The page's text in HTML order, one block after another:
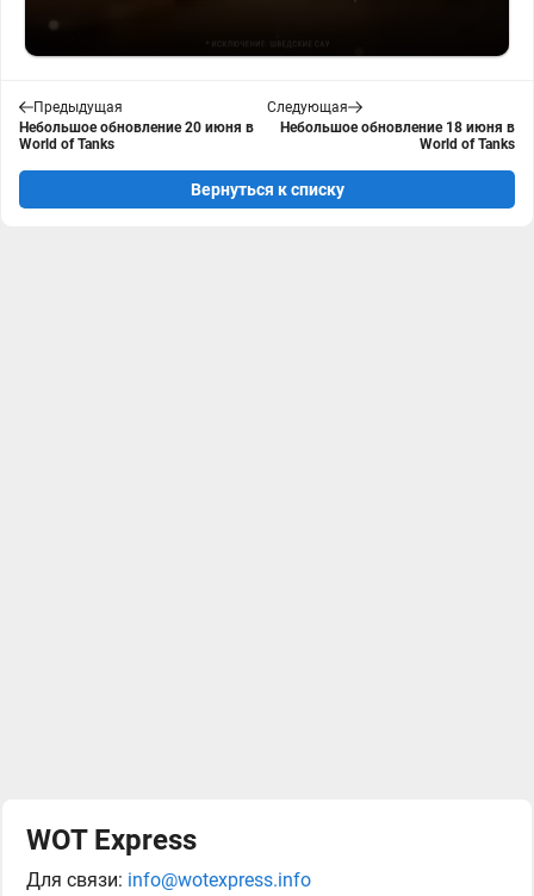
Предыдущая
Небольшое обновление 20 июня в
World of Tanks
Следующая
Небольшое обновление 18 июня в
World of Tanks
Вернуться к списку
WOT Express
Для связи: info@wotexpress.info